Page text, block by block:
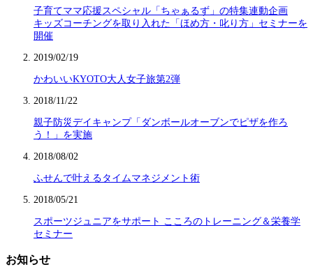
子育てママ応援スペシャル「ちゃぁるず」の特集連動企画
キッズコーチングを取り入れた「ほめ方・叱り方」セミナーを
開催
2019/02/19
かわいいKYOTO大人女子旅第2弾
2018/11/22
親子防災デイキャンプ「ダンボールオーブンでピザを作ろ
う！」を実施
2018/08/02
ふせんで叶えるタイムマネジメント術
2018/05/21
スポーツジュニアをサポート こころのトレーニング＆栄養学
セミナー
お知らせ